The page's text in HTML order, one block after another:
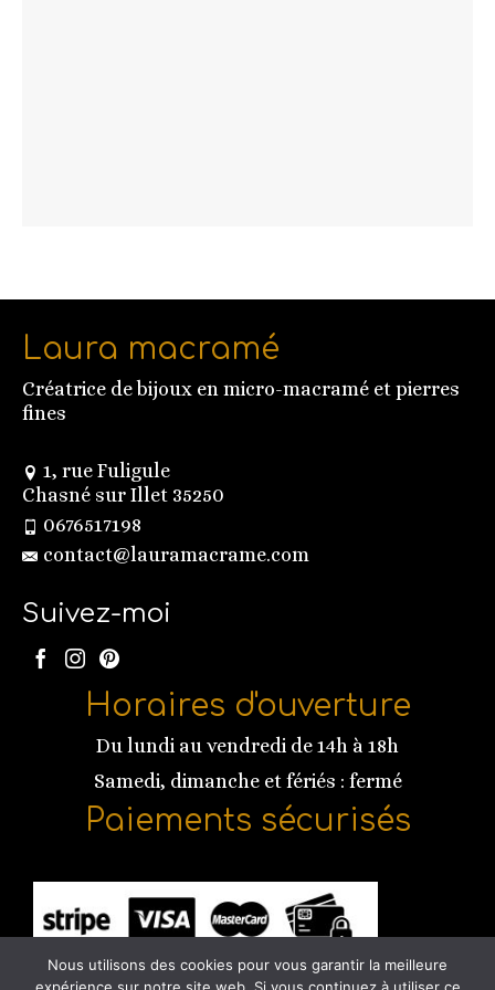
Laura macramé
Créatrice de bijoux en micro-macramé et pierres
fines
1, rue Fuligule
Chasné sur Illet 35250
0676517198
contact@lauramacrame.com
Suivez-moi
Horaires d'ouverture
Du lundi au vendredi de 14h à 18h
Samedi, dimanche et fériés : fermé
Paiements sécurisés
Nous utilisons des cookies pour vous garantir la meilleure